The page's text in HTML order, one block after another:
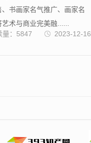
书画家名气推广、画家名
术与商业完美融......
2023-12-16
量：5847